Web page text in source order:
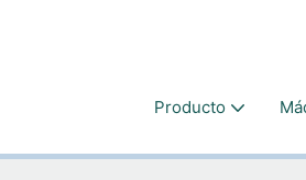
Producto